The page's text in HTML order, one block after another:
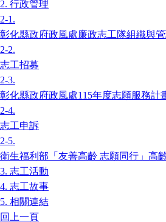
2. 行政管理
2-1.
彰化縣政府政風處廉政志工隊組織與
2-2.
志工招募
2-3.
彰化縣政府政風處115年度志願服務計
2-4.
志工申訴
2-5.
衛生福利部「友善高齡 志願同行」高
3. 志工活動
4. 志工故事
5. 相關連結
回上一頁